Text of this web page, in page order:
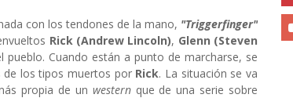
con los tendones de la mano, "Triggerfinger"
Rick (Andrew Lincoln), Glenn (Steven
pueblo. Cuando están a punto de marcharse, se
de los tipos muertos por Rick. La situación se va
propia de un western que de una serie sobre